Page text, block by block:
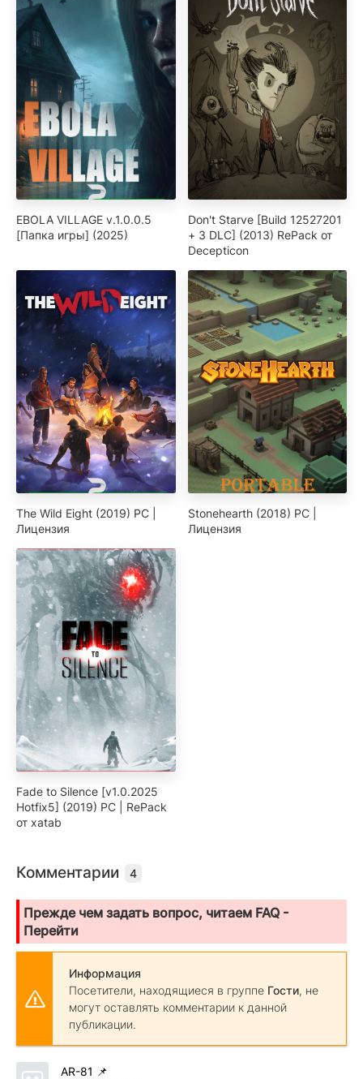
EBOLA VILLAGE v.1.0.0.5
[Папка игры] (2025)
Don't Starve [Build 12527201
+ 3 DLC] (2013) RePack от
Decepticon
The Wild Eight (2019) PC |
Лицензия
Stonehearth (2018) PC |
Лицензия
Fade to Silence [v1.0.2025
Hotfix5] (2019) PC | RePack
от xatab
Комментарии 4
Прежде чем задать вопрос, читаем FAQ -
Перейти
Информация
Посетители, находящиеся в группе Гости, не
могут оставлять комментарии к данной
публикации.
AR-81 📌